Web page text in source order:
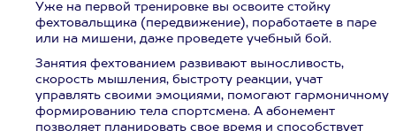
Уже на первой тренировке вы освоите стойку
фехтовальщика (передвижение), поработаете в паре
или на мишени, даже проведете учебный бой.
Занятия фехтованием развивают выносливость,
скорость мышления, быстроту реакции, учат
управлять своими эмоциями, помогают гармоничному
формированию тела спортсмена. А абонемент
позволяет планировать свое время и способствует